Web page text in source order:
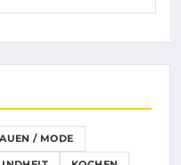
/ MODE